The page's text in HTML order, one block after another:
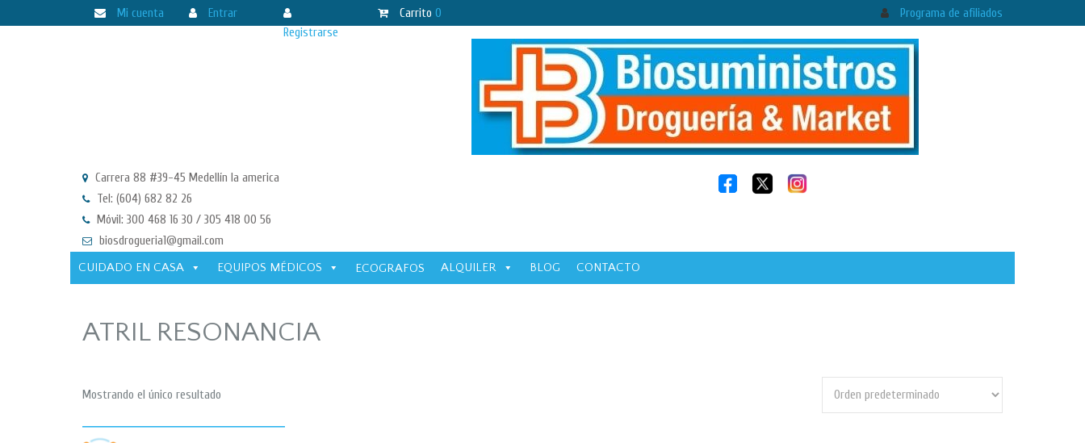
Mi cuenta
Entrar
Registrarse
Carrito 0 Programa de afiliados
Carrera 88 #39-45 Medellín la america
Tel: (604) 682 82 26
Móvil: 300 468 16 30 / 305 418 00 56
biosdrogueria1@gmail.com
CUIDADO EN CASA
EQUIPOS MÉDICOS ECOGRAFOS ALQUILER BLOG CONTACTO
ATRIL RESONANCIA
Mostrando el único resultado